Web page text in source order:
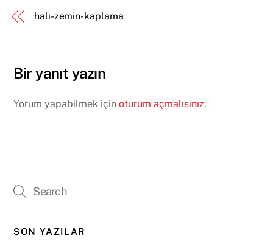
halı-zemin-kaplama
Bir yanıt yazın
Yorum yapabilmek içinoturum açmalısınız.
SON YAZILAR